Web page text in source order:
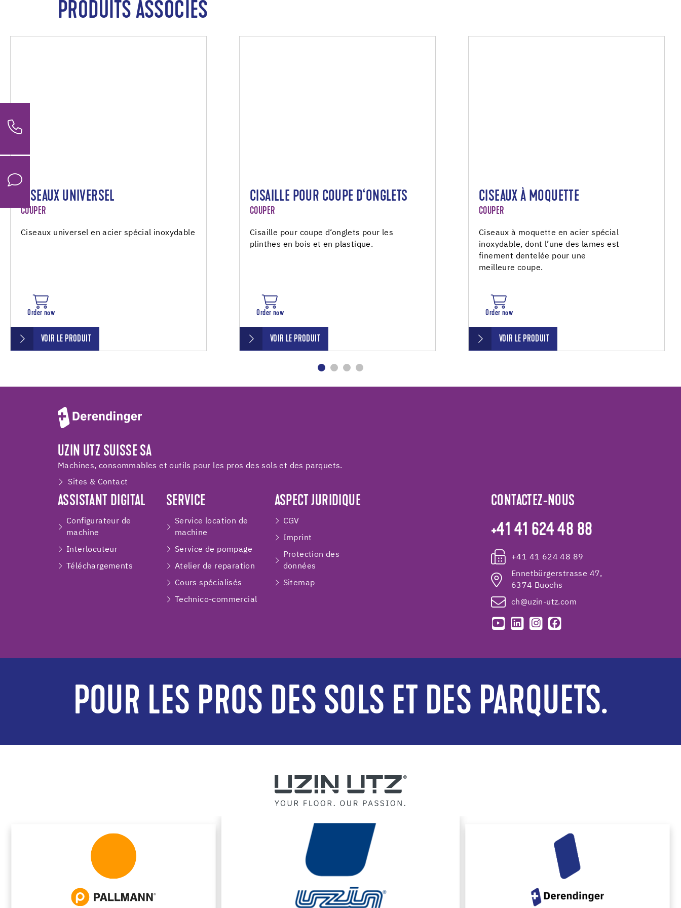
PRODUITS ASSOCIÉS
CISEAUX UNIVERSEL
COUPER
Ciseaux universel en acier spécial inoxydable
Order now
VOIR LE PRODUIT
CISAILLE POUR COUPE D‘ONGLETS
COUPER
Cisaille pour coupe d‘onglets pour les
plinthes en bois et en plastique.
Order now
VOIR LE PRODUIT
CISEAUX À MOQUETTE
COUPER
Ciseaux à moquette en acier spécial
inoxydable, dont l’une des lames est
finement dentelée pour une
meilleure coupe.
Order now
VOIR LE PRODUIT
UZIN UTZ SUISSE SA
Machines, consommables et outils pour les pros des sols et des parquets.
Sites & Contact
ASSISTANT DIGITAL
Configurateur de
machine
Interlocuteur
Téléchargements
SERVICE
Service location de
machine
Service de pompage
Atelier de reparation
Cours spécialisés
Technico-commercial
ASPECT JURIDIQUE
CGV
Imprint
Protection des
données
Sitemap
CONTACTEZ-NOUS
+41 41 624 48 88
+41 41 624 48 89
Ennetbürgerstrasse 47,
6374 Buochs
ch@uzin-utz.com
POUR LES PROS DES SOLS ET DES PARQUETS.